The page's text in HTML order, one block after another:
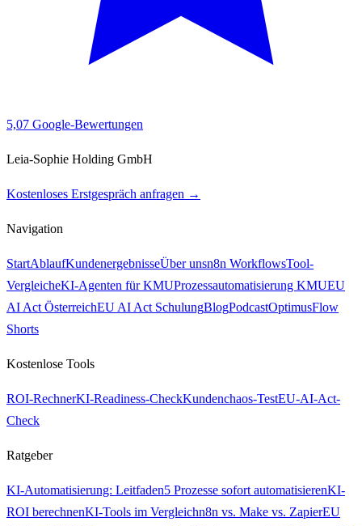
5,07 Google-Bewertungen
Leia-Sophie Holding GmbH
Kostenloses Erstgespräch anfragen →
Navigation
StartAblaufKundenergebnisseÜber unsn8n WorkflowsTool-
VergleicheKI-Agenten für KMUProzessautomatisierung KMUEU
AI Act ÖsterreichEU AI Act SchulungBlogPodcastOptimusFlow
Shorts
Kostenlose Tools
ROI-RechnerKI-Readiness-CheckKundenchaos-TestEU-AI-Act-
Check
Ratgeber
KI-Automatisierung: Leitfaden5 Prozesse sofort automatisierenKI-
ROI berechnenKI-Tools im Vergleichn8n vs. Make vs. ZapierEU